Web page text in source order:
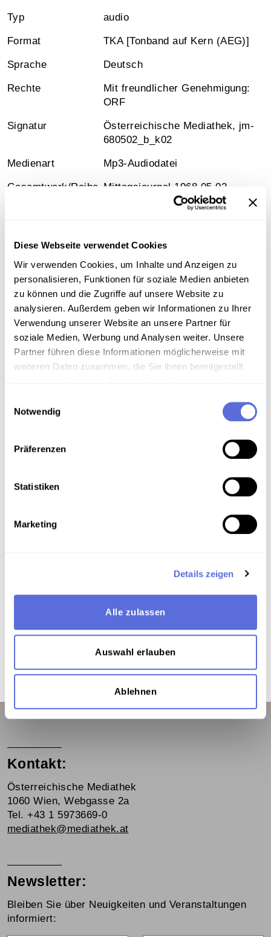
Diese Webseite verwendet Cookies
Wir verwenden Cookies, um Inhalte und Anzeigen zu
personalisieren, Funktionen für soziale Medien anbieten
zu können und die Zugriffe auf unsere Website zu
analysieren. Außerdem geben wir Informationen zu Ihrer
Verwendung unserer Website an unsere Partner für
soziale Medien, Werbung und Analysen weiter. Unsere
Partner führen diese Informationen möglicherweise mit
weiteren Daten zusammen, die Sie ihnen bereitgestellt
Notwendig
Präferenzen
Statistiken
Marketing
Details zeigen
Alle zulassen
Auswahl erlauben
Ablehnen
Typ audio
Format TKA [Tonband auf Kern (AEG)]
Sprache Deutsch
Rechte
Mit freundlicher Genehmigung:
ORF
Signatur
Österreichische Mediathek, jm-
680502_b_k02
Medienart Mp3-Audiodatei
Gesamtwerk/Reihe Mittagsjournal 1968.05.02
Inhalt
Nachrichten
Download
Metadaten
Verortung in der digitalen Sammlung
Schlagworte
Wissenschaft und
Forschung
Das Medium in Onlineausstellungen
Dieses Medium wird hier verwendet:
1968 in Österreich
Kontakt:
Österreichische Mediathek
1060 Wien, Webgasse 2a
Tel. +43 1 5973669-0
mediathek@mediathek.at
Newsletter:
Bleiben Sie über Neuigkeiten und Veranstaltungen
informiert: